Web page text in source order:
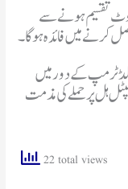
تقسیم ہونے سے
کرنے میں فائدہ ہوگا۔
ٹرمپ کے دور میں
انہوں نے 6جنوری 2021 کو کیپٹل ہل پر حملے کی مذمت
22 total views